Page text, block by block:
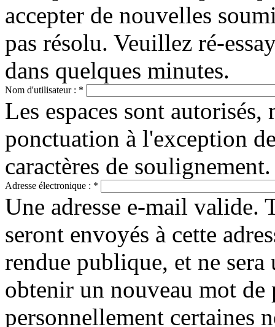
accepter de nouvelles
pas résolu. Veuillez ré-
dans quelques minutes.
Nom d'utilisateur : *
Les espaces sont autorisés,
ponctuation à l'exception
caractères de soulignement.
Adresse électronique : *
Une adresse e-mail valide.
seront envoyés à cette
rendue publique, et ne
obtenir un nouveau mot de
personnellement certaines